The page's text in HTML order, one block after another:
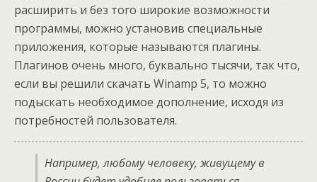
расширить и без того широкие возможности
программы, можно установив специальные
приложения, которые называются плагины.
Плагинов очень много, буквально тысячи, так что,
если вы решили скачать Winamp 5, то можно
подыскать необходимое дополнение, исходя из
потребностей пользователя.
Например, любому человеку, живущему в